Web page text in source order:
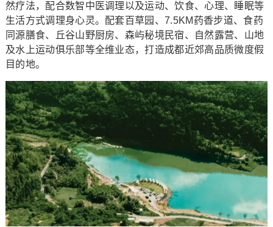
然疗法，配合数智中医调理以及运动、饮食、心理、睡眠等
生活方式调理身心灵。配套百草园、7.5KM药香步道、食药
同源膳食、丘谷山野厨房、森屿秘境民宿、自然露营、山地
及水上运动俱乐部等全维业态，打造成都近郊高品质微度假
目的地。